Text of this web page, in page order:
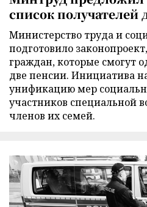
список получателей
Министерство труда и
подготовило
граждан, которые смогут
две пенсии. Инициатива
унификацию мер
участников специальной
членов их семей.